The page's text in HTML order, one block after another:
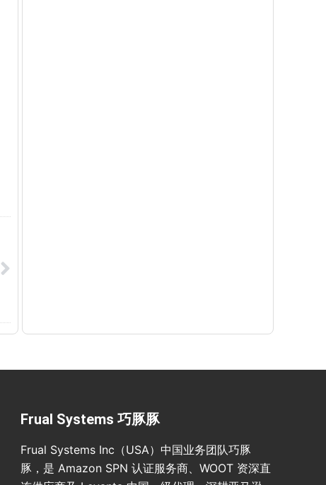
Frual Systems 巧豚豚
Frual Systems Inc（USA）中国业务团队巧豚
豚，是 Amazon SPN 认证服务商、WOOT 资深直